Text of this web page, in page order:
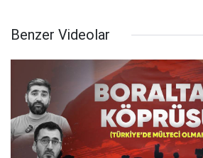
Benzer Videolar